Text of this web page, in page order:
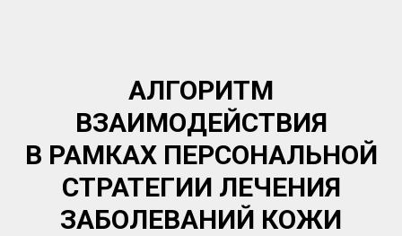
АЛГОРИТМ
ВЗАИМОДЕЙСТВИЯ
В РАМКАХ ПЕРСОНАЛЬНОЙ
СТРАТЕГИИ ЛЕЧЕНИЯ
ЗАБОЛЕВАНИЙ КОЖИ
КЛИНИКА ИДЕАЛЕ
Согласие на обработку персональных данных
Политика конфиденциальности